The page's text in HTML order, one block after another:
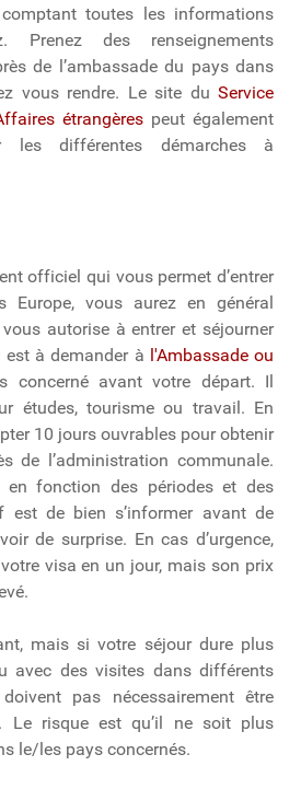
toutes les informations
Prenez des renseignements
de l’ambassade du pays dans
vous rendre. Le site du Service
étrangères peut également
les différentes démarches à
officiel qui vous permet d’entrer
Europe, vous aurez en général
autorise à entrer et séjourner
à demander à l'Ambassade ou
concerné avant votre départ. Il
études, tourisme ou travail. En
10 jours ouvrables pour obtenir
de l’administration communale.
en fonction des périodes et des
est de bien s’informer avant de
de surprise. En cas d’urgence,
visa en un jour, mais son prix
mais si votre séjour dure plus
avec des visites dans différents
pas nécessairement être
Le risque est qu’il ne soit plus
le/les pays concernés.